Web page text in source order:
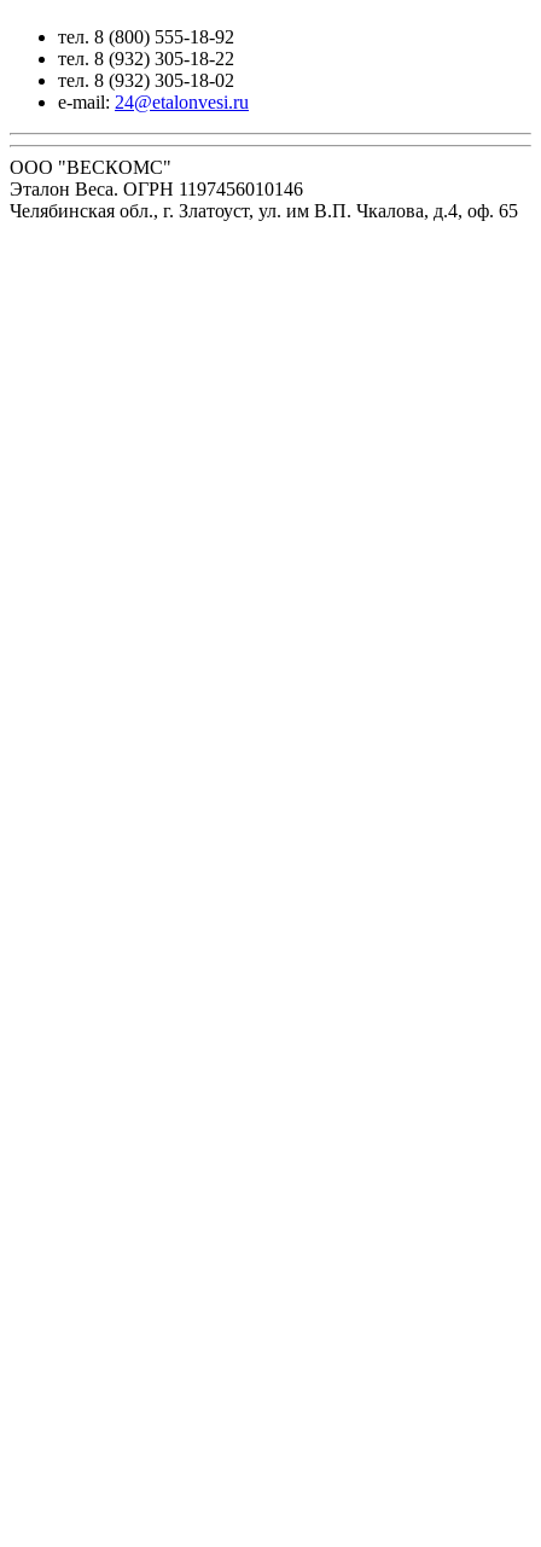
тел. 8 (800) 555-18-92
тел. 8 (932) 305-18-22
тел. 8 (932) 305-18-02
e-mail: 24@etalonvesi.ru
ООО "ВЕСКОМС"
Эталон Веса. ОГРН 1197456010146
Челябинская обл., г. Златоуст, ул. им В.П. Чкалова, д.4, оф. 65